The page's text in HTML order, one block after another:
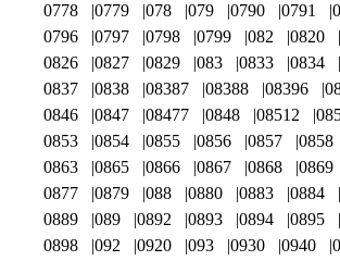
0778
0779 078 079 0790 0791
0796
0797 0798 0799 082 0820
0826
0827 0829 083 0833 0834
0837
0838 08387 08388 08396
0846
0847 08477 0848 08512
0853
0854 0855 0856 0857 0858
0863
0865 0866 0867 0868 0869
0877
0879 088 0880 0883 0884
0889
089 0892 0893 0894 0895
0898
092 0920 093 0930 0940